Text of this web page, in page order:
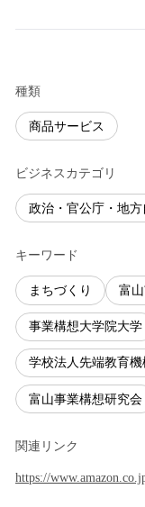
種類
商品サービス
ビジネスカテゴリ
政治・官公庁・地
キーワード
まちづくり 富
事業構想大学院大学
学校法人先端教育機
富山事業構想研究会
関連リンク
https://